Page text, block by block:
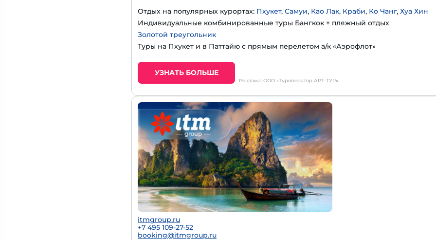
Отдых на популярных курортах: Пхукет, Самуи, Као Лак, Краби, Ко Чанг, Хуа Хин
Индивидуальные комбинированные туры Бангкок + пляжный отдых
Золотой треугольник
Туры на Пхукет и в Паттайю с прямым перелетом а/к «Аэрофлот»
УЗНАТЬ БОЛЬШЕ
Реклама: ООО «Туроператор АРТ-ТУР»
itmgroup.ru
+7 495 109-27-52
booking@itmgroup.ru